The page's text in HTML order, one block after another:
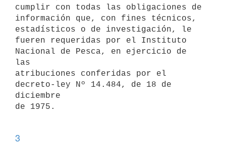
cumplir con todas las obligaciones de
información que, con fines técnicos,
estadísticos o de investigación, le
fueren requeridas por el Instituto
Nacional de Pesca, en ejercicio de
las
atribuciones conferidas por el
decreto-ley Nº 14.484, de 18 de
diciembre
de 1975.
3